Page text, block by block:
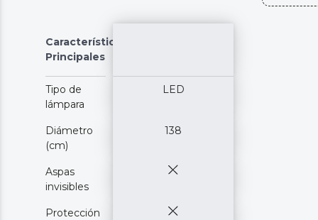
Características
Principales
Tipo de
lámpara
LED
Diámetro
(cm)
138
Aspas
invisibles
Protección